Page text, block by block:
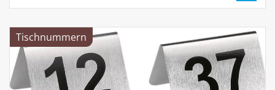
Tischnummern